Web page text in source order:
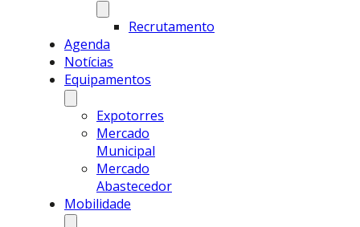
Recrutamento
Agenda
Notícias
Equipamentos
Expotorres
Mercado
Municipal
Mercado
Abastecedor
Mobilidade